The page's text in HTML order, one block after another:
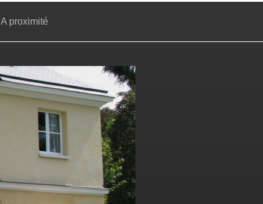
A proximité